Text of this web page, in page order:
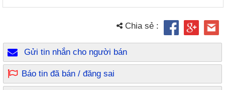
Chia sẻ :
Gửi tin nhắn cho người bán
Báo tin đã bán / đăng sai